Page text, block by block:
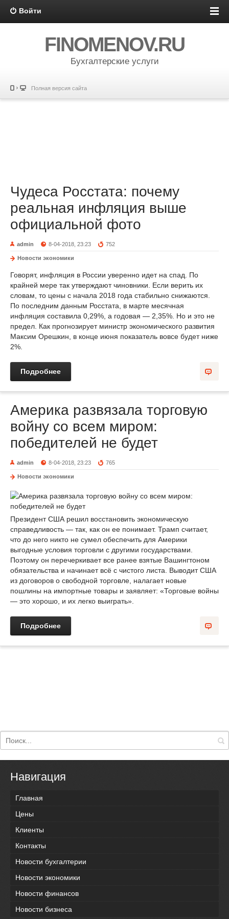
Войти
FINOMENOV.RU
Бухгалтерские услуги
Полная версия сайта
Чудеса Росстата: почему
реальная инфляция выше
официальной фото
admin 8-04-2018, 23:23 752
Новости экономики
Говорят, инфляция в России уверенно идет на спад. По
крайней мере так утверждают чиновники. Если верить их
словам, то цены с начала 2018 года стабильно снижаются.
По последним данным Росстата, в марте месячная
инфляция составила 0,29%, а годовая — 2,35%. Но и это не
предел. Как прогнозирует министр экономического развития
Максим Орешкин, в конце июня показатель вовсе будет ниже
2%.
Подробнее
Америка развязала торговую
войну со всем миром:
победителей не будет
admin 8-04-2018, 23:23 765
Новости экономики
Президент США решил восстановить экономическую
справедливость — так, как он ее понимает. Трамп считает,
что до него никто не сумел обеспечить для Америки
выгодные условия торговли с другими государствами.
Поэтому он перечеркивает все ранее взятые Вашингтоном
обязательства и начинает всё с чистого листа. Выводит США
из договоров о свободной торговле, налагает новые
пошлины на импортные товары и заявляет: «Торговые войны
— это хорошо, и их легко выиграть».
Подробнее
Навигация
Главная
Цены
Клиенты
Контакты
Новости бухгалтерии
Новости экономики
Новости финансов
Новости бизнеса